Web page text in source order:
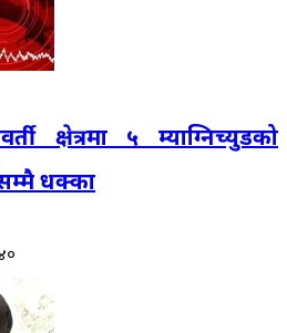
क्षेत्रमा ५ म्याग्निच्युडको
धक्का